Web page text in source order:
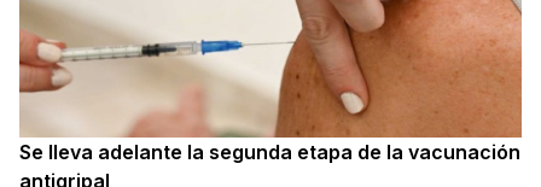
Se lleva adelante la segunda etapa de la vacunación
antigripal